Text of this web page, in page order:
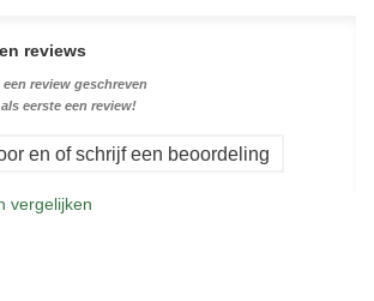
reviews
review geschreven
eerste een review!
en of schrijf een beoordeling
vergelijken